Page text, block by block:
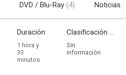
DVD / Blu-Ray (4) Noticias
Duración
1 hora y
33
minutos
Clasificación por edades
Sin
información